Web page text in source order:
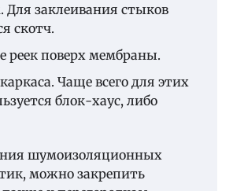
Для заклеивания стыков
скотч.
реек поверх мембраны.
Чаще всего для этих
блок-хаус, либо
шумоизоляционных
можно закрепить